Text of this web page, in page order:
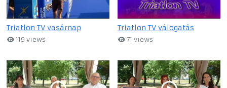
Triatlon TV vasárnap
119 views
Triatlon TV válogatás
71 views